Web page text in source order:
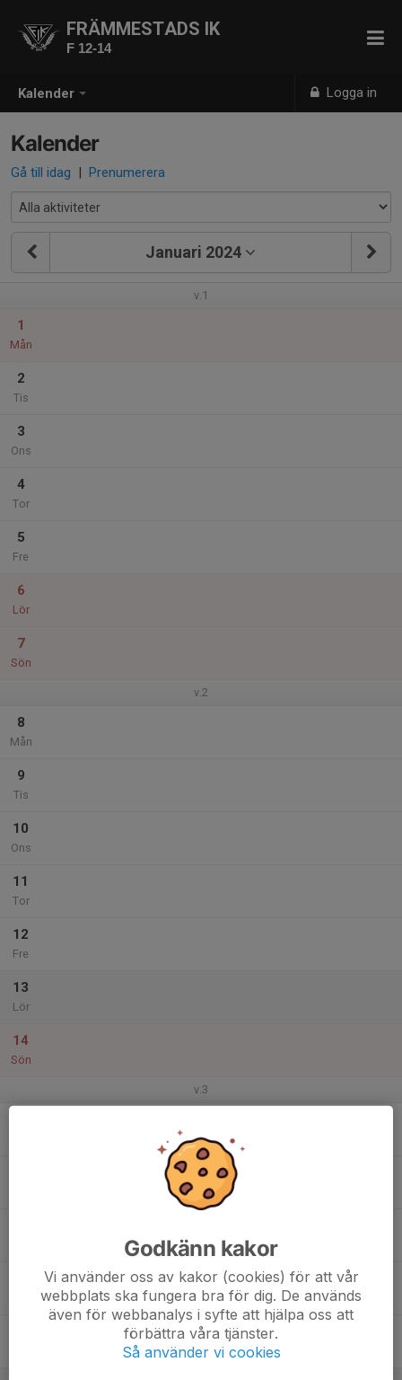
Kalender Logga in
FRÄMMESTADS IK
F 12-14
Kalender
Gå till idag | Prenumerera
Januari 2024
v.1
1
Mån
2
Tis
3
Ons
4
Tor
5
Fre
6
Lör
7
Sön
v.2
8
Mån
9
Tis
10
Ons
11
Tor
12
Fre
13
Lör
14
Sön
v.3
Godkänn kakor
Vi använder oss av kakor (cookies) för att vår
webbplats ska fungera bra för dig. De används
även för webbanalys i syfte att hjälpa oss att
förbättra våra tjänster.
Så använder vi cookies